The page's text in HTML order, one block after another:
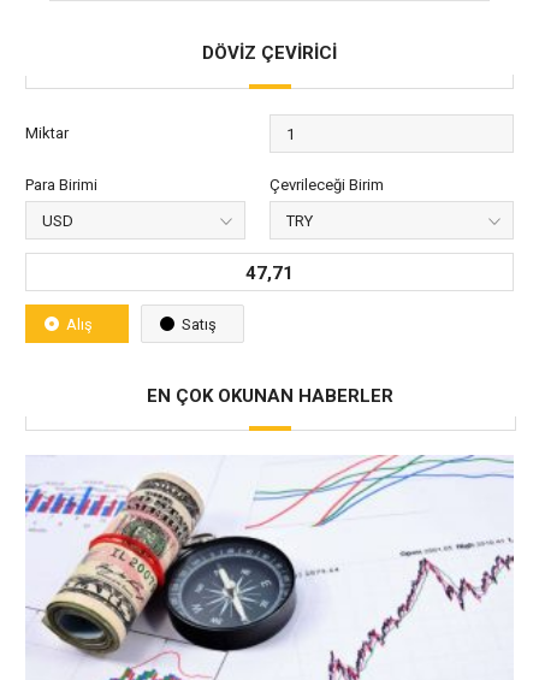
DÖVİZ ÇEVİRİCİ
Miktar
Para Birimi Çevrileceği Birim
47,71
Alış Satış
EN ÇOK OKUNAN HABERLER